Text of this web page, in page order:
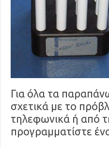
Για όλα τα
σχετικά με το
τηλεφωνικά ή από
προγραμματίστε